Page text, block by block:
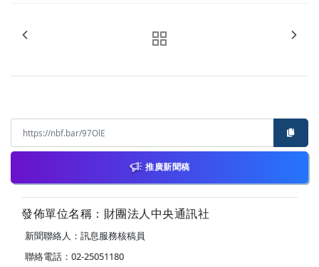
推廣新聞稿
發佈單位名稱：財團法人中央通訊社
新聞聯絡人：訊息服務核稿員
聯絡電話：02-25051180